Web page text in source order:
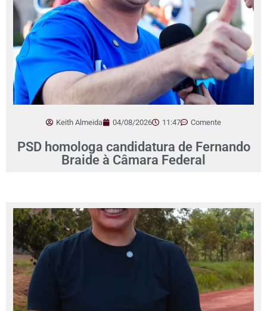
Keith Almeida 04/08/2026 11:47 Comente
PSD homologa candidatura de Fernando
Braide à Câmara Federal